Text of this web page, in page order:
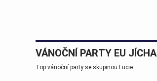
VÁNOČNÍ PARTY EU JÍCHA
Top vánoční party se skupinou Lucie.